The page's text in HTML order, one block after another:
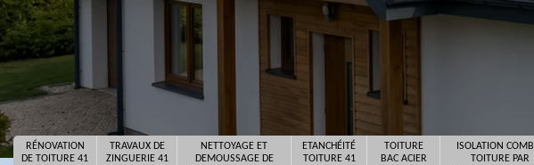
RÉNOVATION
DE TOITURE 41
TRAVAUX DE
ZINGUERIE 41
NETTOYAGE ET
DEMOUSSAGE DE
ETANCHÉITÉ
TOITURE 41
TOITURE
BAC ACIER
ISOLATION
TOITURE PAR